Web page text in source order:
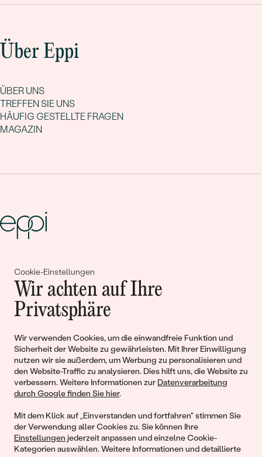
Cookie-Einstellungen
Wir achten auf Ihre
Privatsphäre
Wir verwenden Cookies, um die einwandfreie Funktion und
Sicherheit der Website zu gewährleisten. Mit Ihrer Einwilligung
nutzen wir sie außerdem, um Werbung zu personalisieren und
den Website-Traffic zu analysieren. Dies hilft uns, die Website zu
verbessern. Weitere Informationen zur Datenverarbeitung
durch Google finden Sie hier.
Mit dem Klick auf „Einverstanden und fortfahren" stimmen Sie
der Verwendung aller Cookies zu. Sie können Ihre
Einstellungen jederzeit anpassen und einzelne Cookie-
Kategorien auswählen. Weitere Informationen und detaillierte
Über Eppi
ÜBER UNS
TREFFEN SIE UNS
HÄUFIG GESTELLTE FRAGEN
MAGAZIN
Gemeinsam erschaffen wir
Geschichten von Schönheit und
Liebe
Begleiten Sie uns!